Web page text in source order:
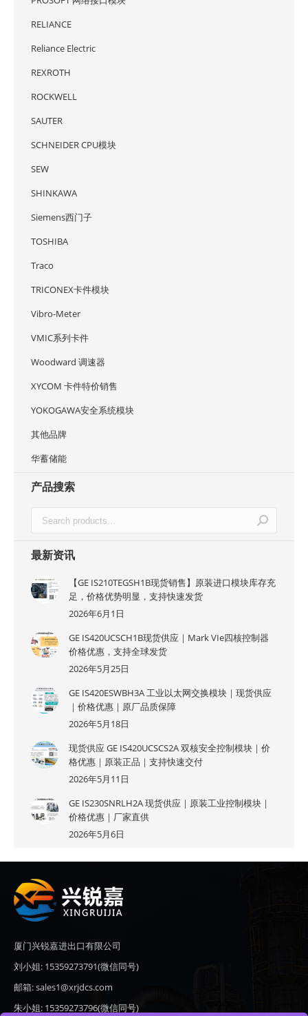
RELIANCE
Reliance Electric
REXROTH
ROCKWELL
SAUTER
SCHNEIDER CPU模块
SEW
SHINKAWA
Siemens西门子
TOSHIBA
Traco
TRICONEX卡件模块
Vibro-Meter
VMIC系列卡件
Woodward 调速器
XYCOM 卡件特价销售
YOKOGAWA安全系统模块
其他品牌
华蓄储能
产品搜索
最新资讯
【GE IS210TEGSH1B现货销售】原装进口模块库存充
足，价格优势明显，支持快速发货
2026年6月1日
GE IS420UCSCH1B现货供应｜Mark VIe四核控制器
价格优惠，支持全球发货
2026年5月25日
GE IS420ESWBH3A 工业以太网交换模块｜现货供应
｜价格优惠｜原厂品质保障
2026年5月18日
现货供应 GE IS420UCSCS2A 双核安全控制模块｜价
格优惠｜原装正品｜支持快速交付
2026年5月11日
GE IS230SNRLH2A 现货供应｜原装工业控制模块｜
价格优惠｜厂家直供
2026年5月6日
厦门兴锐嘉进出口有限公司
刘小姐: 15359273791(微信同号)
邮箱: sales1@xrjdcs.com
朱小姐: 15359273796(微信同号)